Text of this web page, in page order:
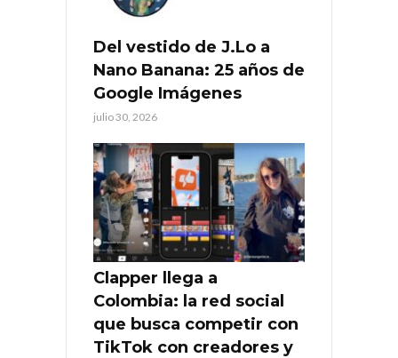
Del vestido de J.Lo a
Nano Banana: 25 años de
Google Imágenes
julio 30, 2026
Clapper llega a
Colombia: la red social
que busca competir con
TikTok con creadores y